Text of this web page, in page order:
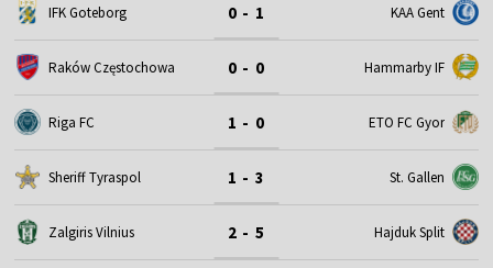
IFK Goteborg 0 - 1 KAA Gent
Raków Częstochowa 0 - 0 Hammarby IF
Riga FC 1 - 0 ETO FC Gyor
Sheriff Tyraspol 1 - 3 St. Gallen
Zalgiris Vilnius 2 - 5 Hajduk Split